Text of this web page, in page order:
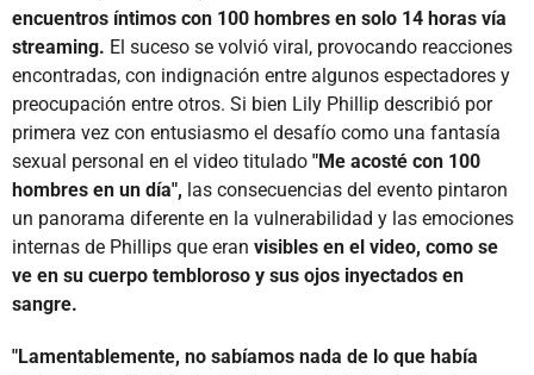
encuentros íntimos con 100 hombres en solo 14 horas vía
streaming. El suceso se volvió viral, provocando reacciones
encontradas, con indignación entre algunos espectadores y
preocupación entre otros. Si bien Lily Phillip describió por
primera vez con entusiasmo el desafío como una fantasía
sexual personal en el video titulado "Me acosté con 100
hombres en un día", las consecuencias del evento pintaron
un panorama diferente en la vulnerabilidad y las emociones
internas de Phillips que eran visibles en el video, como se
ve en su cuerpo tembloroso y sus ojos inyectados en
sangre.
"Lamentablemente, no sabíamos nada de lo que había